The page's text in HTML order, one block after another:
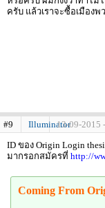
ครับ แล้วเราจะซื้อเมือง
#9 Illuminator13-09-2015
ID ของ Origin Login
มากรอกสมัครที่ http://
Coming From